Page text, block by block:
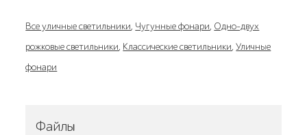
Все уличные светильники, Чугунные фонари, Одно-двух
рожковые светильники, Классические светильники,Уличные
фонари
Файлы